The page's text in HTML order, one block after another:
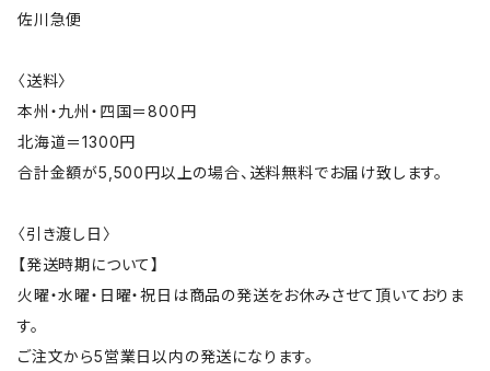
佐川急便
〈送料〉
本州・九州・四国＝800円
北海道＝1300円
合計金額が5,500円以上の場合、送料無料でお届け致します。
〈引き渡し日〉
【発送時期について】
火曜・水曜・日曜・祝日は商品の発送をお休みさせて頂いておりま
す。
ご注文から5営業日以内の発送になります。